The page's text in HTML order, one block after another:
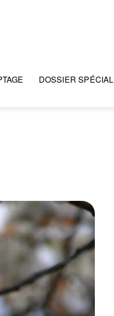
DOSSIER SPÉCIAL